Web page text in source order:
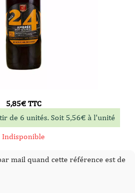
5,85€TTC
de 6 unités. Soit 5,56€à l'unité
Indisponible
mail quand cette référence est de